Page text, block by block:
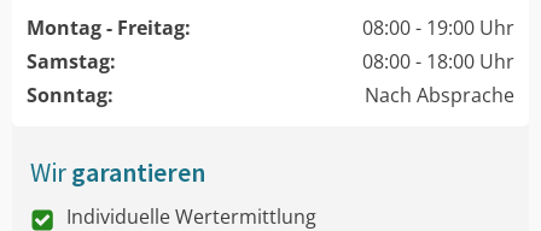
Montag - Freitag:
08:00 - 19:00 Uhr
Samstag:
08:00 - 18:00 Uhr
Sonntag:
Nach Absprache
Wirgarantieren
Individuelle Wertermittlung